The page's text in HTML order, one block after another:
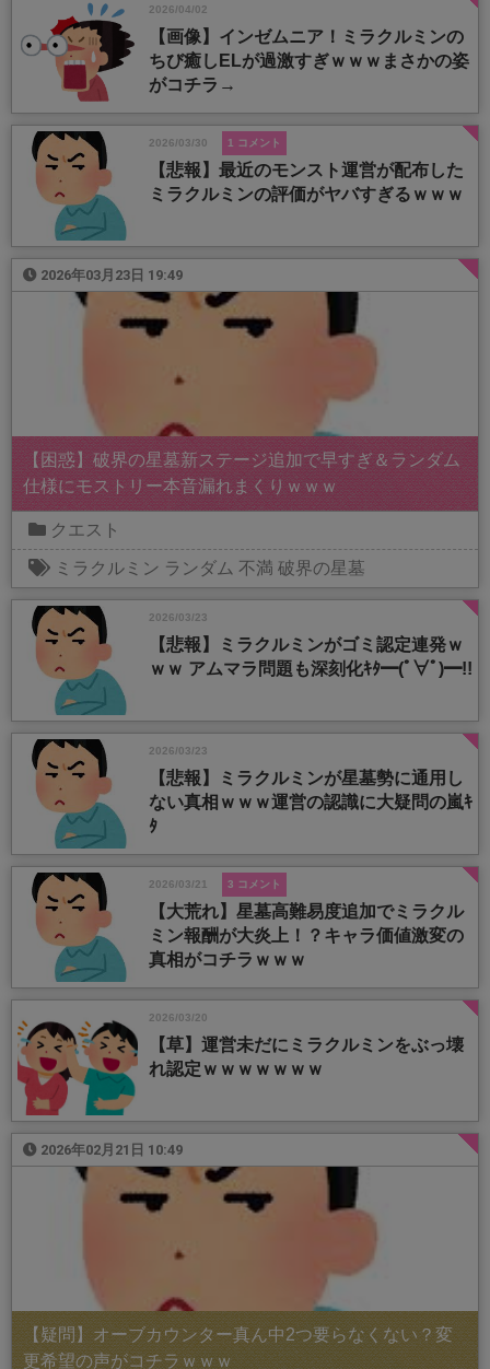
2026/04/02
【画像】インゼムニア！ミラクルミンの
ちび癒しELが過激すぎｗｗｗまさかの姿
がコチラ→
2026/03/30 1 コメント
【悲報】最近のモンスト運営が配布した
ミラクルミンの評価がヤバすぎるｗｗｗ
2026年03月23日 19:49
【困惑】破界の星墓新ステージ追加で早すぎ＆ランダム
仕様にモストリー本音漏れまくりｗｗｗ
クエスト
ミラクルミン ランダム 不満 破界の星墓
2026/03/23
【悲報】ミラクルミンがゴミ認定連発ｗ
ｗｗ アムマラ問題も深刻化ｷﾀ━(ﾟ∀ﾟ)━!!
2026/03/23
【悲報】ミラクルミンが星墓勢に通用し
ない真相ｗｗｗ運営の認識に大疑問の嵐ｷ
ﾀ
2026/03/21 3 コメント
【大荒れ】星墓高難易度追加でミラクル
ミン報酬が大炎上！？キャラ価値激変の
真相がコチラｗｗｗ
2026/03/20
【草】運営未だにミラクルミンをぶっ壊
れ認定ｗｗｗｗｗｗｗ
2026年02月21日 10:49
【疑問】オーブカウンター真ん中2つ要らなくない？変
更希望の声がコチラｗｗｗ